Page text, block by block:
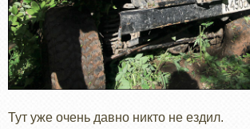
Тут уже очень давно никто не ездил.